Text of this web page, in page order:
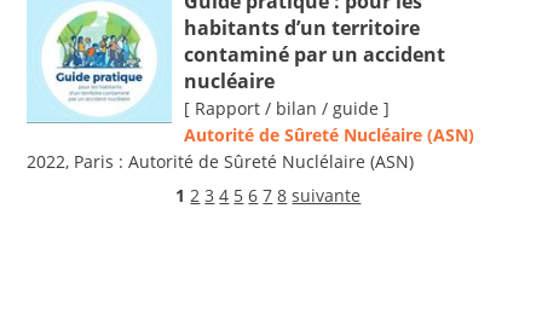
habitants d’un territoire
contaminé par un accident
nucléaire
[ Rapport / bilan / guide ]
Autorité de Sûreté Nucléaire (ASN)
2022, Paris : Autorité de Sûreté Nuclélaire (ASN)
1 2 3 4 5 6 7 8 suivante